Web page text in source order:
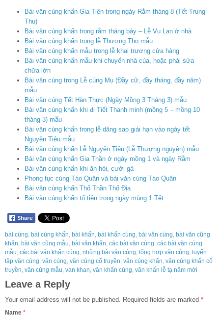
Bài văn cúng khấn Gia Tiên trong ngày Rằm tháng 8 (Tết Trung
Thu)
Bài văn cúng khấn trong rằm tháng bảy – Lễ Vu Lan ở nhà
Bài văn cúng khấn trong lễ Thượng Thọ mẫu
Bài văn cúng khấn mẫu trong lễ khai trương cửa hàng
Bài văn cúng khấn mẫu khi chuyển nhà của, hoặc phải sửa
chữa lớn
Bài văn cúng trong Lễ cúng Mụ (Đầy cữ, đầy tháng, đầy năm)
mẫu
Bài văn cúng Tết Hàn Thực (Ngày Mồng 3 Tháng 3) mẫu
Bài văn cúng khấn khi đi Tiết Thanh minh (mồng 5 – mồng 10
tháng 3) mẫu
Bài văn cúng khấn trong lễ dâng sao giải hạn vào ngày tết
Nguyên Tiêu mẫu
Bài văn cúng khấn Lễ Nguyên Tiêu (Lễ Thượng nguyên) mẫu
Bài văn cúng khấn Gia Thần ở ngày mồng 1 và ngày Rằm
Bài văn cúng khấn khi ăn hỏi, cưới gả
Phong tục cúng Táo Quân và bài văn cúng Táo Quân
Bài văn cúng khấn Thổ Thần Thổ Địa
Bài văn cúng khấn tổ tiên trong ngày mùng 1 Tết
bài cúng, bài cúng khấn, bài khấn, bài khấn cúng, bài văn cúng, bài văn cũng
khấn, bài văn cũng mẫu, bài văn khấn, các bài văn cúng, các bài văn cúng
mẫu, các bài văn khấn cúng, những bài văn cúng, tổng hợp văn cúng, tuyển
tập văn cúng, văn cúng, văn cúng cổ truyền, văn cúng khấn, văn cúng khấn cổ
truyền, văn cúng mẫu, van khan, văn khấn cúng, văn khấn lễ tạ năm mới
Leave a Reply
Your email address will not be published. Required fields are marked *
Name *